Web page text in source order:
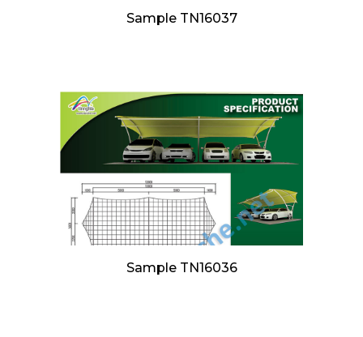
Sample TN16037
Sample TN16036